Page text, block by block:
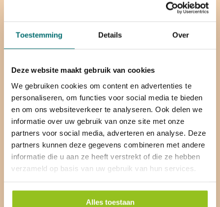
Toestemming Details Over
Deze website maakt gebruik van cookies
We gebruiken cookies om content en advertenties te
personaliseren, om functies voor social media te bieden
en om ons websiteverkeer te analyseren. Ook delen we
informatie over uw gebruik van onze site met onze
partners voor social media, adverteren en analyse. Deze
partners kunnen deze gegevens combineren met andere
informatie die u aan ze heeft verstrekt of die ze hebben
verzameld op basis van uw gebruik van hun services.
Alles toestaan
Op de camping
Contact
Plattegrond
Miggelenbergweg 60,
7351 BP Hoenderloo